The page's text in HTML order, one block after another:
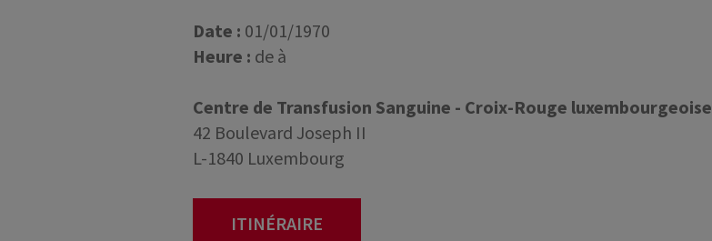
Date : 01/01/1970
Heure : de à
Centre de Transfusion Sanguine - Croix-Rouge luxembourgeoise
42 Boulevard Joseph II
L-1840 Luxembourg
ITINÉRAIRE